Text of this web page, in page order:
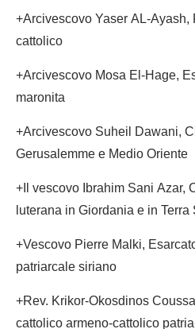
+Arcivescovo Yaser AL-
cattolico
+Arcivescovo Mosa El-Hage,
maronita
+Arcivescovo Suheil Dawani,
Gerusalemme e Medio Oriente
+Il vescovo Ibrahim Sani Azar,
luterana in Giordania e in
+Vescovo Pierre Malki,
patriarcale siriano
+Rev. Krikor-Okosdinos
cattolico armeno-cattolico